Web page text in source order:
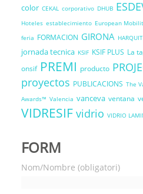
color CEKAL corporativo DHUB
Hoteles establecimiento European
feria FORMACION GIRONA
jornada tecnica KSIF KSIF PLUS La
onsif PREMI producto
proyectos PUBLICACIONS The
Awards™ Valencia vanceva ventana
VIDRESIF vidrio VIDRIO
FORM
Nom/Nombre (obligatori)